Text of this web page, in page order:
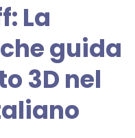
La
guida
3D nel